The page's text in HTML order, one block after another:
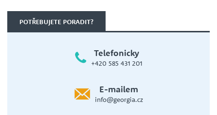
POTŘEBUJETE PORADIT?
Telefonicky
+420 585 431 201
E-mailem
info@georgia.cz